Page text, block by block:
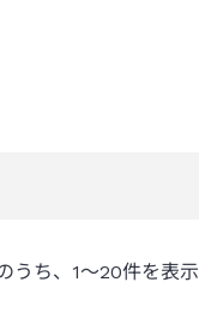
うち、 1～20件を表示